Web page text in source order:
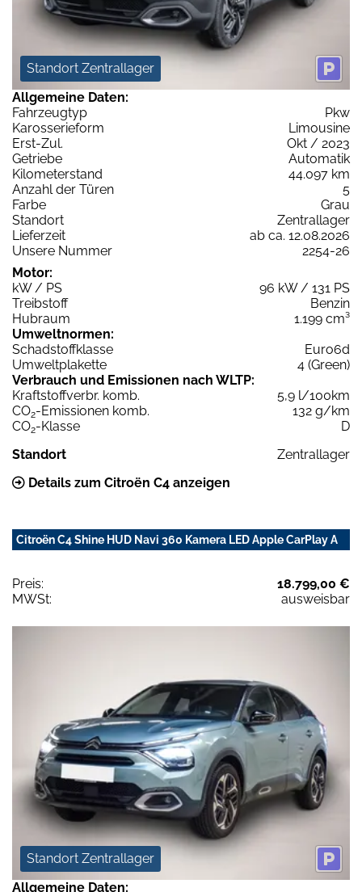
Standort Zentrallager
Allgemeine Daten:
Fahrzeugtyp
Pkw
Karosserieform
Limousine
Erst-Zul.
Okt / 2023
Getriebe
Automatik
Kilometerstand
44.097 km
Anzahl der Türen
5
Farbe
Grau
Standort
Zentrallager
Lieferzeit
ab ca. 12.08.2026
Unsere Nummer
2254-26
Motor:
kW / PS
96 kW / 131 PS
Treibstoff
Benzin
Hubraum
1.199 cm³
Umweltnormen:
Schadstoffklasse
Euro6d
Umweltplakette
4 (Green)
Verbrauch und Emissionen nach WLTP:
Kraftstoffverbr. komb.
5,9 l/100km
CO2-Emissionen komb.
132 g/km
CO2-Klasse
D
Standort
Zentrallager
Details zum Citroën C4 anzeigen
Citroën C4 Shine HUD Navi 360 Kamera LED Apple CarPlay A
Preis:
18.799,00 €
MWSt:
ausweisbar
Standort Zentrallager
Allgemeine Daten: